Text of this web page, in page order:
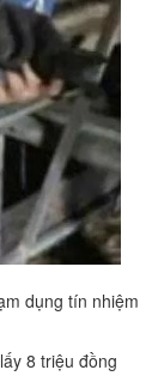
dụng tín nhiệm
8 triệu đồng